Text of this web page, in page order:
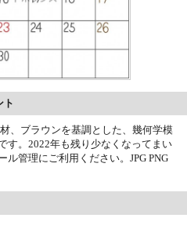
ト
、ブラウンを基調とした、幾何学模
す。2022年も残り少なくなってまい
管理にご利用ください。JPG PNG